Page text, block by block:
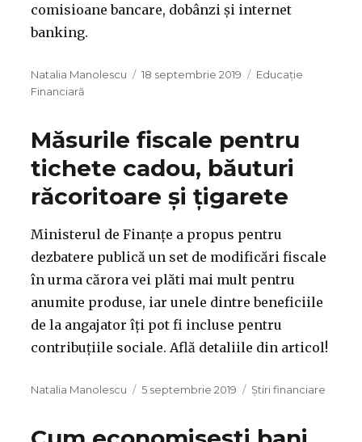
comisioane bancare, dobânzi și internet
banking.
Autor
Natalia Manolescu
Publicat
18 septembrie 2019 Categorii
Educație
Financiară
Măsurile fiscale pentru
tichete cadou, băuturi
răcoritoare și țigarete
Ministerul de Finanțe a propus pentru
dezbatere publică un set de modificări fiscale
în urma cărora vei plăti mai mult pentru
anumite produse, iar unele dintre beneficiile
de la angajator îți pot fi incluse pentru
contribuțiile sociale. Află detaliile din articol!
Autor
Natalia Manolescu
Publicat
5 septembrie 2019 Categorii
Știri financiare